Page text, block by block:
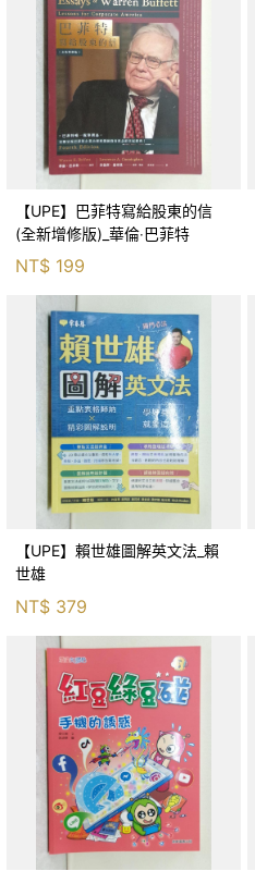
【UPE】巴菲特寫給股東的信
(全新增修版)_華倫‧巴菲特
NT$ 199
【UPE】賴世雄圖解英文法_賴
世雄
NT$ 379